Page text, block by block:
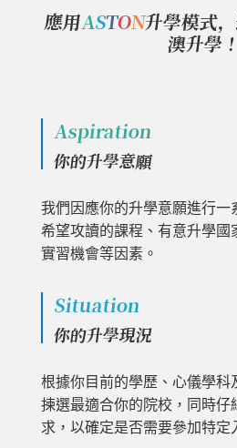
應用ASTON升學模式
澳升學！
Aspiration
你的升學意願
我們因應你的升學意願進行一
希望攻讀的課程、有意升學國
實習機會等因素。
Situation
你的升學現況
根據你目前的學歷、心儀學科
揀選最適合你的院校，同時仔
求，以確定是否需要參加特定